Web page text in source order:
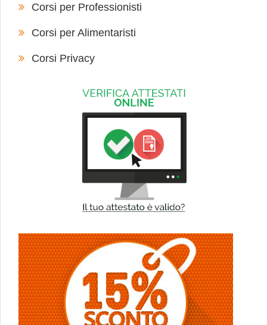
Corsi per Professionisti
Corsi per Alimentaristi
Corsi Privacy